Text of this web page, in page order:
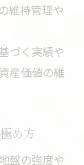
維持管理や
づく実績や
産価値の維
め方
盤の強度や